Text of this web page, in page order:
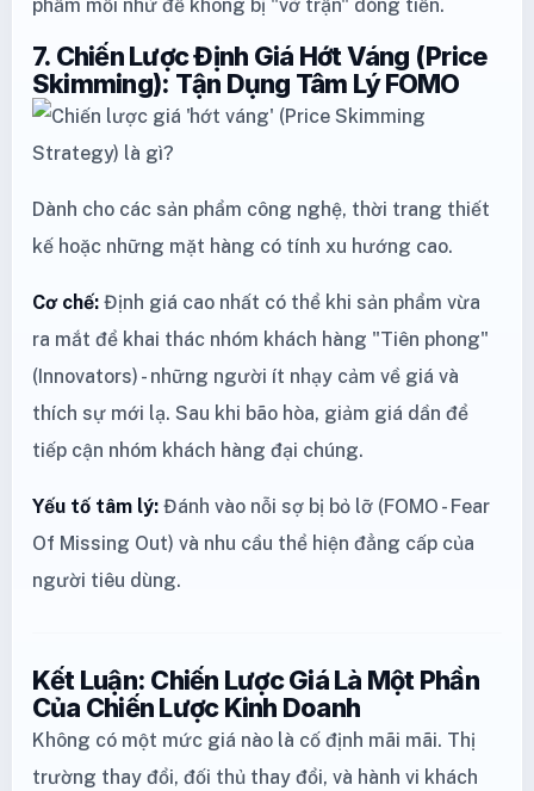
phẩm mồi nhử để không bị "vỡ trận" dòng tiền.
7. Chiến Lược Định Giá Hớt Váng (Price
Skimming): Tận Dụng Tâm Lý FOMO
Dành cho các sản phẩm công nghệ, thời trang thiết
kế hoặc những mặt hàng có tính xu hướng cao.
Cơ chế: Định giá cao nhất có thể khi sản phẩm vừa
ra mắt để khai thác nhóm khách hàng "Tiên phong"
(Innovators) - những người ít nhạy cảm về giá và
thích sự mới lạ. Sau khi bão hòa, giảm giá dần để
tiếp cận nhóm khách hàng đại chúng.
Yếu tố tâm lý: Đánh vào nỗi sợ bị bỏ lỡ (FOMO - Fear
Of Missing Out) và nhu cầu thể hiện đẳng cấp của
người tiêu dùng.
Kết Luận: Chiến Lược Giá Là Một Phần
Của Chiến Lược Kinh Doanh
Không có một mức giá nào là cố định mãi mãi. Thị
trường thay đổi, đối thủ thay đổi, và hành vi khách